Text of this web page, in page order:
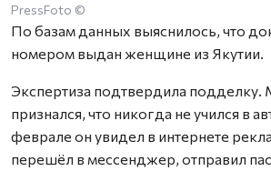
PressFoto ©
По базам данных выяснилось, что
номером выдан женщине из Якутии.
Экспертиза подтвердила
признался, что никогда не учился в
феврале он увидел в интернете
перешёл в мессенджер, отправил